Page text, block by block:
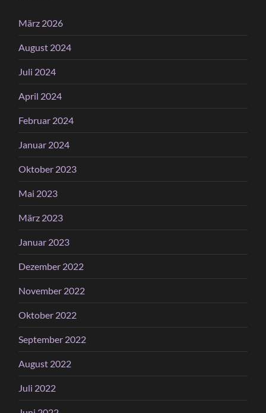
März 2026
August 2024
Juli 2024
April 2024
Februar 2024
Januar 2024
Oktober 2023
Mai 2023
März 2023
Januar 2023
Dezember 2022
November 2022
Oktober 2022
September 2022
August 2022
Juli 2022